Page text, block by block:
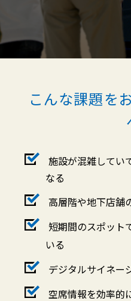
こんな課題を
施設が混雑してい
なる
高層階や地下店舗
短期間のスポット
いる
デジタルサイネー
空席情報を効率的